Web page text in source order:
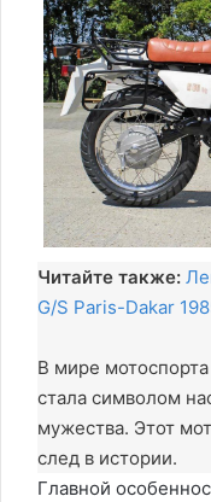
Читайте также:
G/S Paris-Dakar
В мире
стала символом
мужества. Этот
след в истории.
Главной